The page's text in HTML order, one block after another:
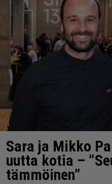
Sara ja Mikko
uutta kotia –
tämmöinen”